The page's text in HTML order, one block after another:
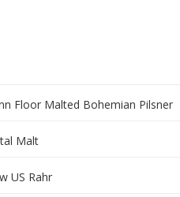
Floor Malted Bohemian Pilsner
Malt
US Rahr